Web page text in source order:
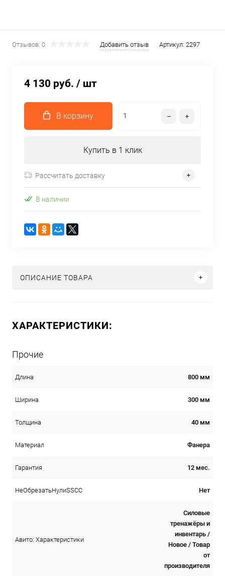
Отзывов: 0 Добавить отзыв Артикул: 2297
4 130 руб. / шт
В корзину
Купить в 1 клик
Рассчитать доставку
В наличии
ОПИСАНИЕ ТОВАРА
ХАРАКТЕРИСТИКИ:
Прочие
Длина 800 мм
Ширина 300 мм
Толщина 40 мм
Материал Фанера
Гарантия 12 мес.
НеОбрезатьНулиSSCC Нет
Авито: Характеристики
Силовые
тренажёры и
инвентарь /
Новое / Товар
от
производителя